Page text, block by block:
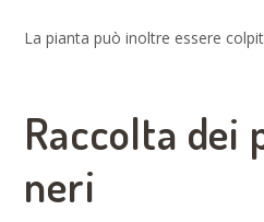
La pianta può inoltre essere
Raccolta dei
neri